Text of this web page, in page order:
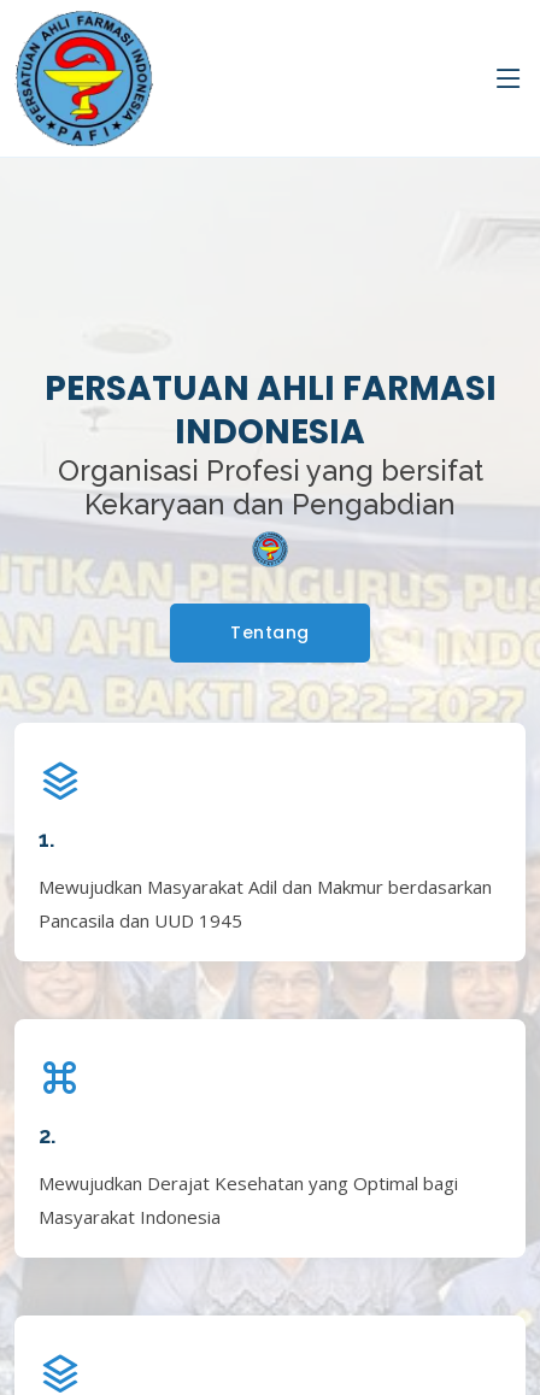
PERSATUAN AHLI FARMASI
INDONESIA
Organisasi Profesi yang bersifat
Kekaryaan dan Pengabdian
Tentang
1.
Mewujudkan Masyarakat Adil dan Makmur berdasarkan
Pancasila dan UUD 1945
2.
Mewujudkan Derajat Kesehatan yang Optimal bagi
Masyarakat Indonesia